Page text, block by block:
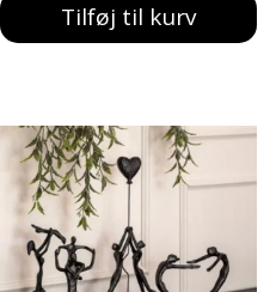
Tilføj til kurv